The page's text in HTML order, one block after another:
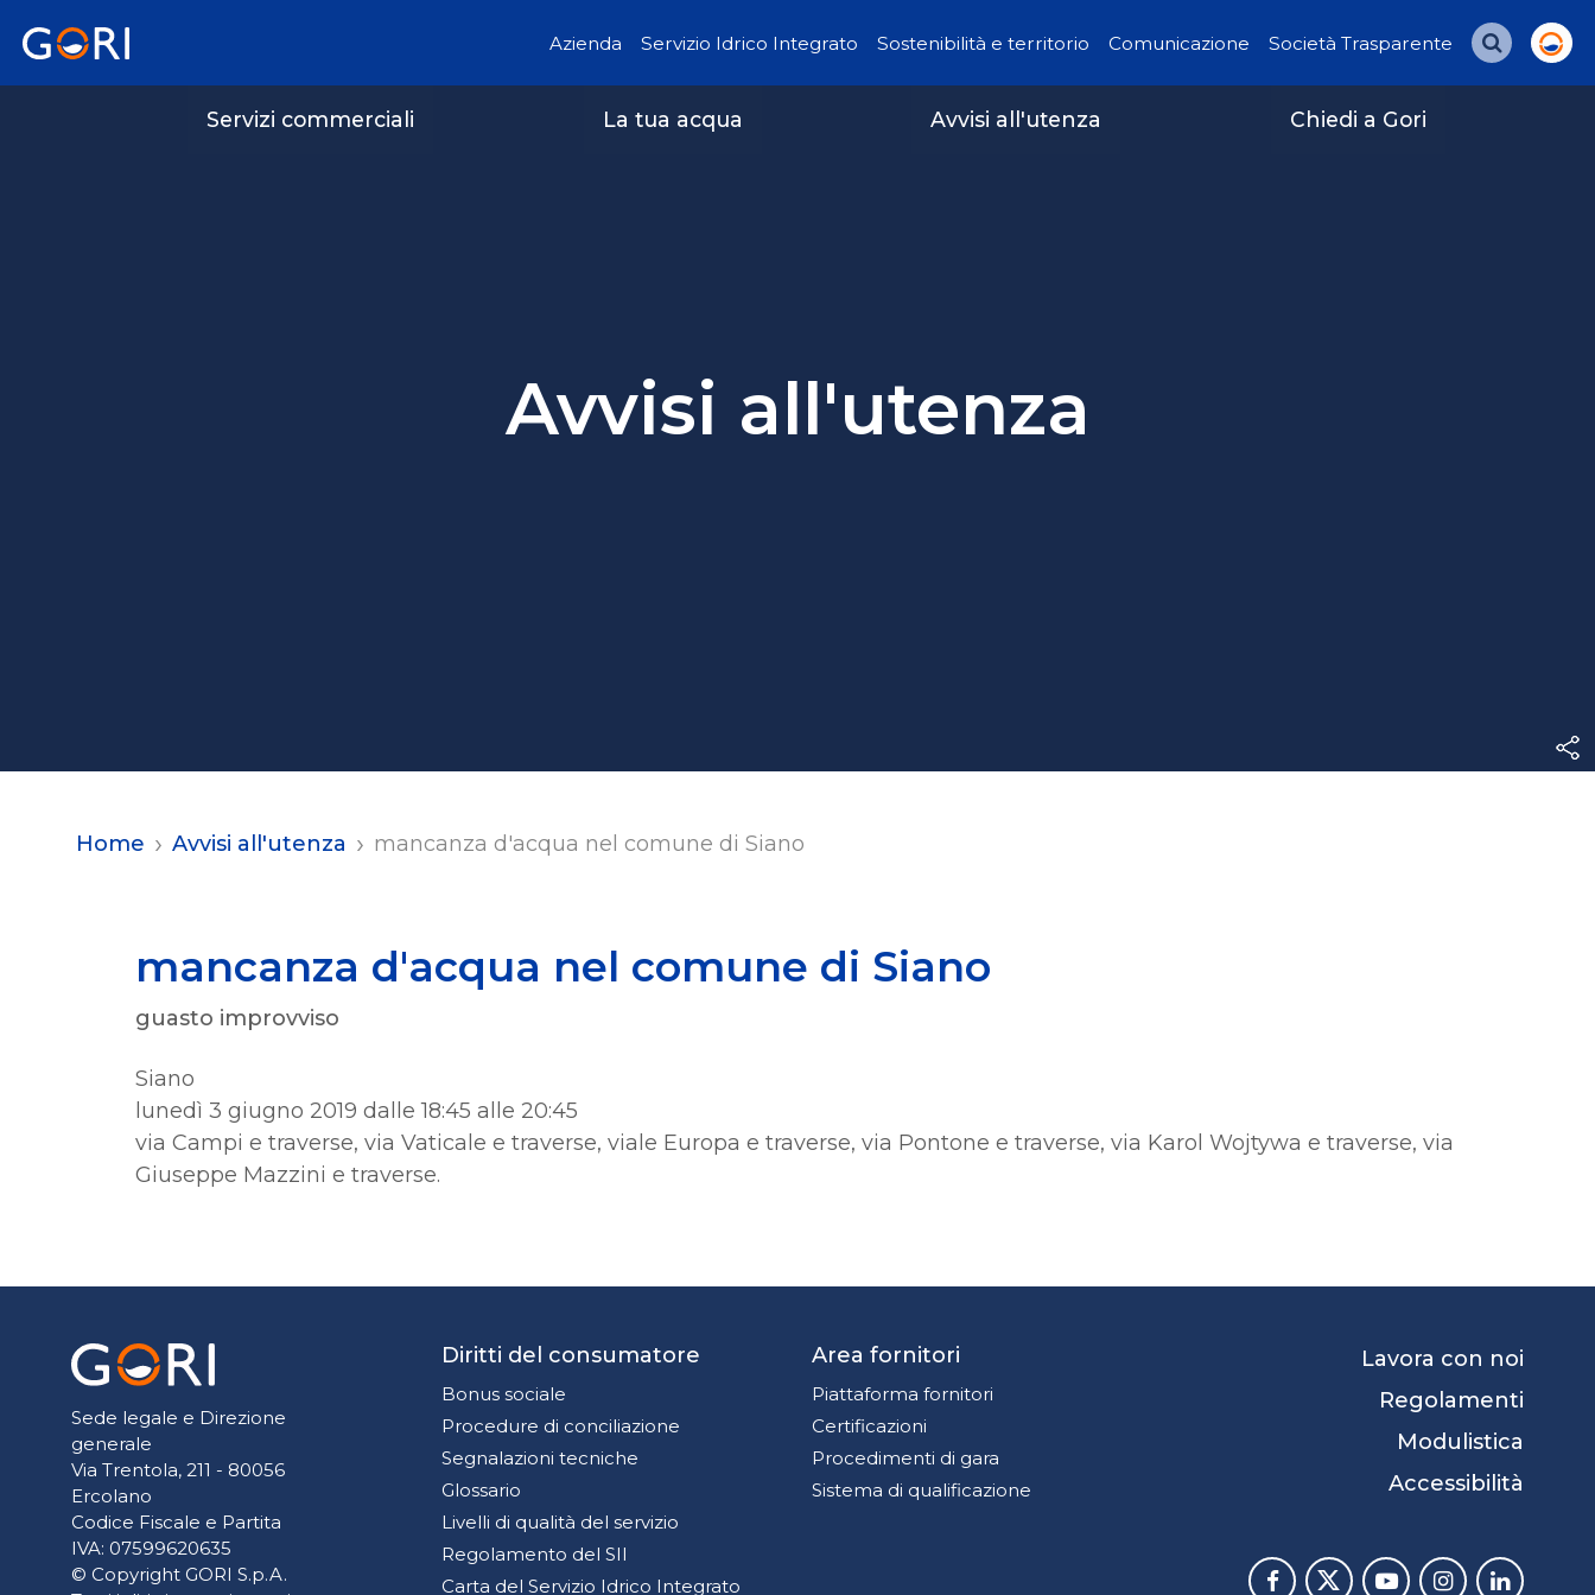
Azienda Servizio Idrico Integrato Sostenibilità e territorio Comunicazione Società Trasparente Cerca
Servizi commerciali La tua acqua Avvisi all'utenza Chiedi a Gori
Avvisi all'utenza
Home Avvisi all'utenza mancanza d'acqua nel comune di Siano
mancanza d'acqua nel comune di Siano
guasto improvviso
Siano
lunedì 3 giugno 2019 dalle 18:45 alle 20:45
via Campi e traverse, via Vaticale e traverse, viale Europa e traverse, via Pontone e traverse, via Karol Wojtywa e traverse, via
Giuseppe Mazzini e traverse.
Sede legale e Direzione
generale
Via Trentola, 211 - 80056
Ercolano
Codice Fiscale e Partita
IVA: 07599620635
© Copyright GORI S.p.A.
Diritti del consumatore
Bonus sociale
Procedure di conciliazione
Segnalazioni tecniche
Glossario
Livelli di qualità del servizio
Regolamento del SII
Carta del Servizio Idrico Integrato
Area fornitori
Piattaforma fornitori
Certificazioni
Procedimenti di gara
Sistema di qualificazione
Lavora con noi
Regolamenti
Modulistica
Accessibilità